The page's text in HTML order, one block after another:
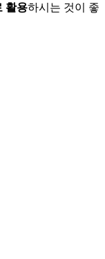
활용하시는 것이 좋